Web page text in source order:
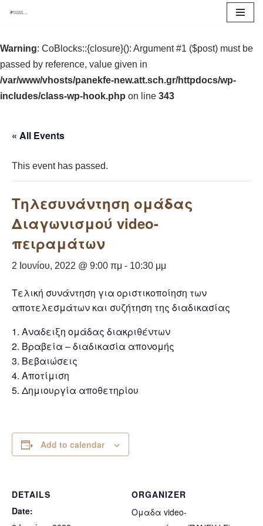
στο
περιεχόμενο
Warning: CoBlocks::{closure}(): Argument #1 ($post) must be
passed by reference, value given in
/var/www/vhosts/panekfe-new.att.sch.gr/httpdocs/wp-
includes/class-wp-hook.php on line 343
« All Events
This event has passed.
Τηλεσυνάντηση ομάδας
Διαγωνισμού video-
πειραμάτων
2 Ιουνίου, 2022 @ 9:00 πμ - 10:30 μμ
Τελική συνάντηση για οριστικοποίηση των
αποτελεσμάτων και συζήτηση της διαδικασίας
Αναδειξη ομάδας διακριθέντων
Βραβεία – διαδικασία απονομής
Βεβαιώσεις
Αποτίμιση
Δημιουργία αποθετηρίου
Add to calendar
DETAILS
Date:
ORGANIZER
Ομαδα video-